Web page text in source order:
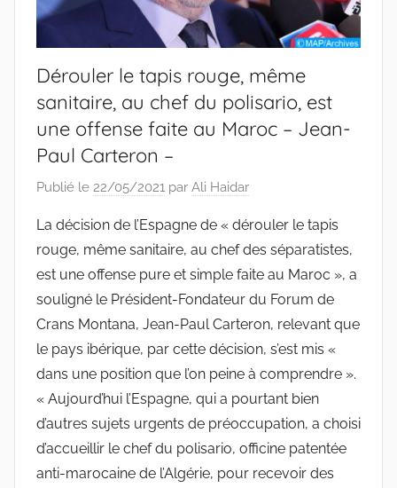
Dérouler le tapis rouge, même
sanitaire, au chef du polisario, est
une offense faite au Maroc – Jean-
Paul Carteron –
Publié le 22/05/2021 par Ali Haidar
La décision de l’Espagne de « dérouler le tapis
rouge, même sanitaire, au chef des séparatistes,
est une offense pure et simple faite au Maroc », a
souligné le Président-Fondateur du Forum de
Crans Montana, Jean-Paul Carteron, relevant que
le pays ibérique, par cette décision, s’est mis «
dans une position que l’on peine à comprendre ».
« Aujourd’hui l’Espagne, qui a pourtant bien
d’autres sujets urgents de préoccupation, a choisi
d’accueillir le chef du polisario, officine patentée
anti-marocaine de l’Algérie, pour recevoir des